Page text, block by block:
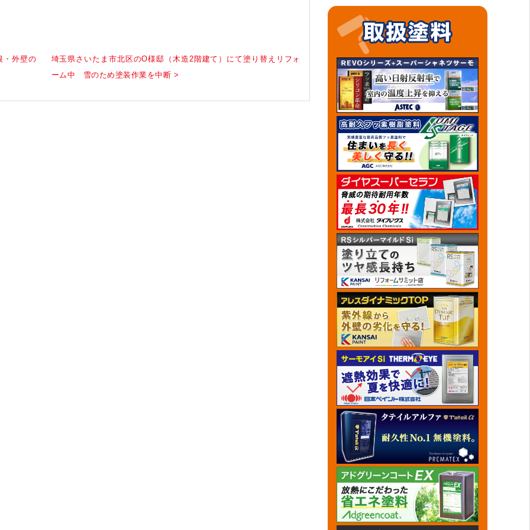
・外壁の
埼玉県さいたま市北区のO様邸（木造2階建て）にて塗り替えリフォ
ーム中 雪のため塗装作業を中断 >